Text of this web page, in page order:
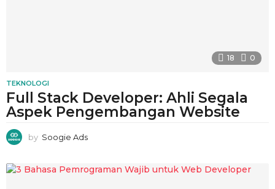
18 0
TEKNOLOGI
Full Stack Developer: Ahli Segala
Aspek Pengembangan Website
by Soogie Ads